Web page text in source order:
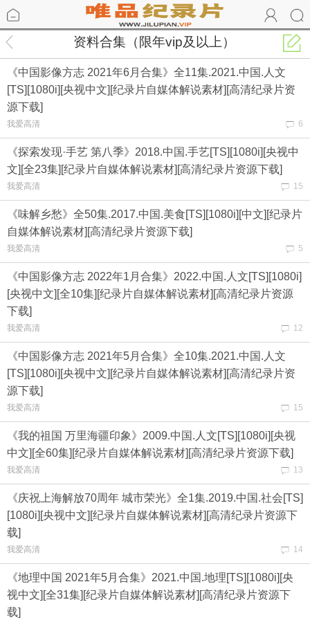
资料合集（限年vip及以上）
6
《中国影像方志 2021年6月合集》全11集.2021.中国.人文
[TS][1080i][央视中文][纪录片自媒体解说素材][高清纪录片资
源下载]
我爱高清
15
《探索发现·手艺 第八季》2018.中国.手艺[TS][1080i][央视中
文][全23集][纪录片自媒体解说素材][高清纪录片资源下载]
我爱高清
5
《味解乡愁》全50集.2017.中国.美食[TS][1080i][中文][纪录片
自媒体解说素材][高清纪录片资源下载]
我爱高清
12
《中国影像方志 2022年1月合集》2022.中国.人文[TS][1080i]
[央视中文][全10集][纪录片自媒体解说素材][高清纪录片资源
下载]
我爱高清
15
《中国影像方志 2021年5月合集》全10集.2021.中国.人文
[TS][1080i][央视中文][纪录片自媒体解说素材][高清纪录片资
源下载]
我爱高清
13
《我的祖国 万里海疆印象》2009.中国.人文[TS][1080i][央视
中文][全60集][纪录片自媒体解说素材][高清纪录片资源下载]
我爱高清
14
《庆祝上海解放70周年 城市荣光》全1集.2019.中国.社会[TS]
[1080i][央视中文][纪录片自媒体解说素材][高清纪录片资源下
载]
我爱高清
《地理中国 2021年5月合集》2021.中国.地理[TS][1080i][央
视中文][全31集][纪录片自媒体解说素材][高清纪录片资源下
载]